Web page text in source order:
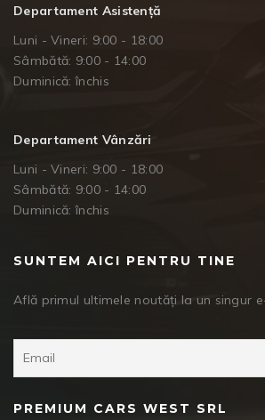
Departament Asistență
Luni - Vineri: 9:00 - 18:00
Sâmbătă: 9:00 - 14:00
Duminică: închis
Departament Vânzări
Luni - Vineri: 9:00 - 18:00
Sâmbătă: 9:00 - 14:00
Duminică: închis
SUNTEM AICI PENTRU TINE
Află primul ultimele noutăți la un singur
PREMIUM CARS WEST SRL